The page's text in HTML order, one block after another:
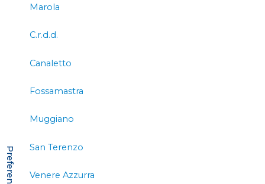
Marola
C.r.d.d.
Canaletto
Fossamastra
Muggiano
San Terenzo
Venere Azzurra